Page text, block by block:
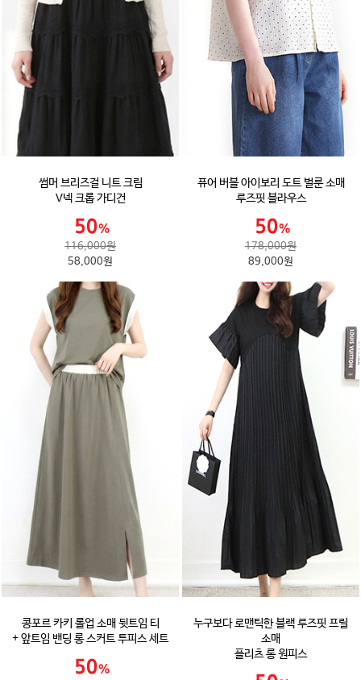
썸머 브리즈걸 니트 크림
V넥 크롭 가디건
116,000원
58,000원
퓨어 버블 아이보리 도트 벌룬 소매
루즈핏 블라우스
178,000원
89,000원
콩포르 카키 롤업 소매 뒷트임 티
+ 앞트임 밴딩 롱 스커트 투피스 세트
누구보다 로맨틱한 블랙 루즈핏 프릴
소매
플리츠 롱 원피스